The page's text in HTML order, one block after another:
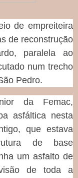
de empreiteira
de reconstrução
paralela ao
num trecho
Pedro.
da Femac,
asfáltica nesta
que estava
de base
um asfalto de
de toda a